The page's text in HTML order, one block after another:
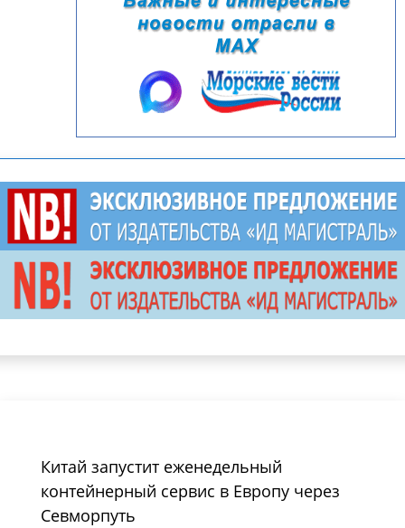
Китай запустит еженедельный
контейнерный сервис в Европу через
Севморпуть